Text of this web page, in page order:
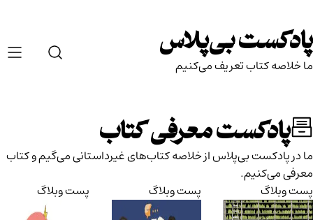
to
content
پادکست بی‌پلاس
ما خلاصه کتاب تعریف می‌کنیم
پادکست معرفی کتاب
ما در پادکست بی‌پلاس از خلاصه کتاب‌های غیرداستانی می‌گیم و کتاب‌
معرفی می‌کنیم.
پست وبلاگ
پست وبلاگ پست وبلاگ